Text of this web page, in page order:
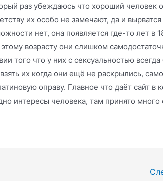
раз убеждаюсь что хороший человек
их особо не замечают, да и
нет, она появляется где-то лет в
возрасту они слишком
того что у них с сексуальностью
их когда они ещё не раскрылись,
оправу. Главное что даёт сайт в
интересы человека, там принято много